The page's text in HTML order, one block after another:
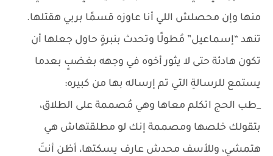
منها وإن محصلش اللي أنا عاوزه قسمًا بربي هقتلها.
تنهد “إسماعيل” مُطولًا وتحدث بنبرةٍ حاول جعلها أن
تكون هادئة حتى لا يثور أخوه في وجهه بغضبٍ بعدما
يستمع للرسالةِ التي تم إرساله بها من كبيره:
_طب الحج اتكلم معاها وهي مُصممة على الطلاق،
بتقولك خلصها ومصممة إنك لو مطلقتهاش هي
هتمشي، وللأسف محدش عارف يسكتها، أظن أنتَ